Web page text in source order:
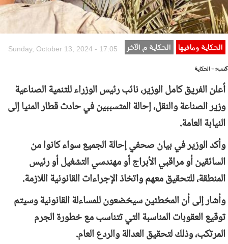
الحكاية ومافيها الحكاية م الآخر Sunday, October 13, 2024 - 17:05
كتب:- الحكاية
أعلن الفريق كامل الوزير، نائب رئيس الوزراء للتنمية الصناعية
وزير الصناعة والنقل، إحالة المتسببين في حادث قطار المنيا إلى
النيابة العامة.
وأكد الوزير في بيان صحفي إحالة الجميع سواء كانوا من
السائقين أو مراقبي الأبراج أو مهندسي التشغيل أو رئيس
المنطقة، للتحقيق معهم واتخاذ الإجراءات القانونية اللازمة.
وأشار إلى أن المخطئين سيخضعون للمساءلة القانونية وسيتم
توقيع العقوبات المناسبة التي تتناسب مع خطورة الجرم
المرتكب، وذلك لتحقيق العدالة والردع العام.